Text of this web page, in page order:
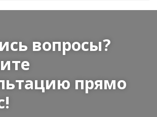
вопросы?
прямо